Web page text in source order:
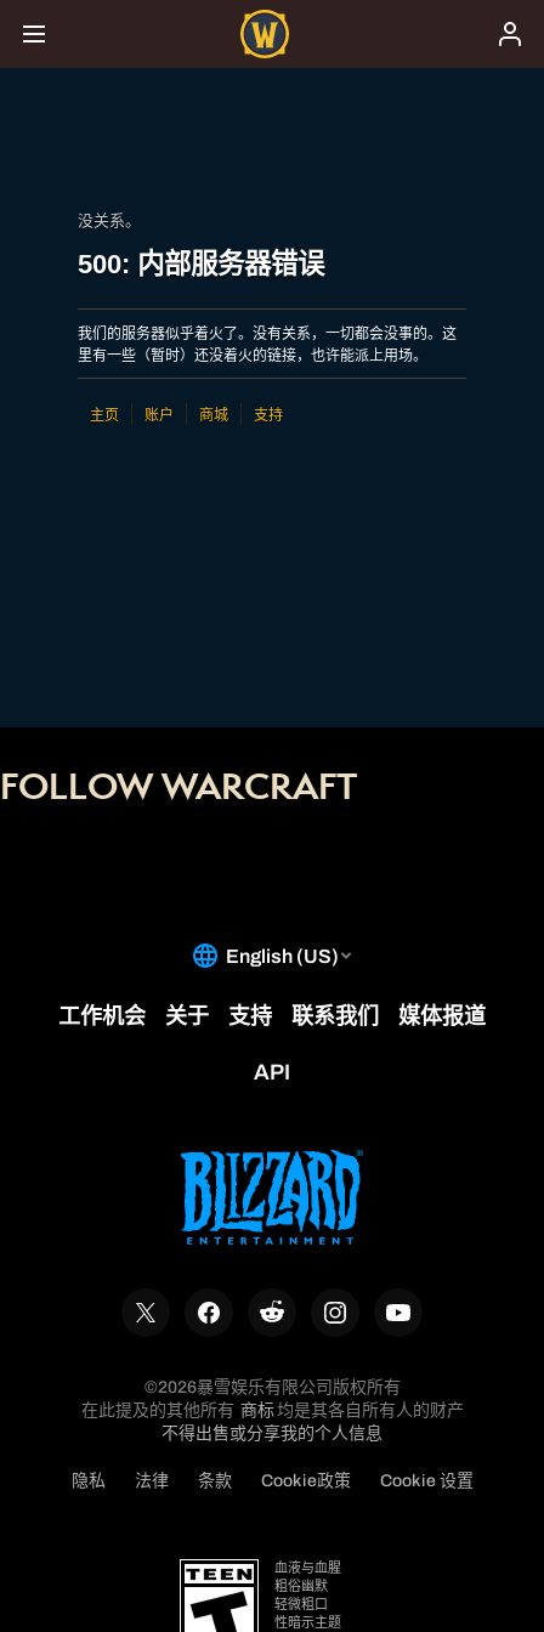
没关系。
500: 内部服务器错误
我们的服务器似乎着火了。没有关系，一切都会没事的。这
里有一些（暂时）还没着火的链接，也许能派上用场。
主页 账户 商城 支持
FOLLOW WARCRAFT